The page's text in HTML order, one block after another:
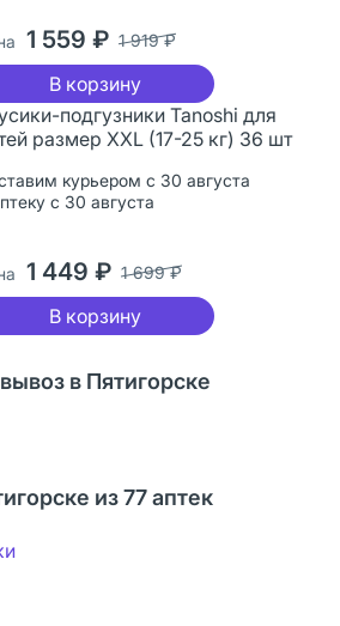
1 559 ₽ 1 919 ₽
В корзину
подгузники Tanoshi для
размер XXL (17-25 кг) 36 шт
курьером с 30 августа
с 30 августа
1 449 ₽ 1 699 ₽
В корзину
в Пятигорске
из 77 аптек